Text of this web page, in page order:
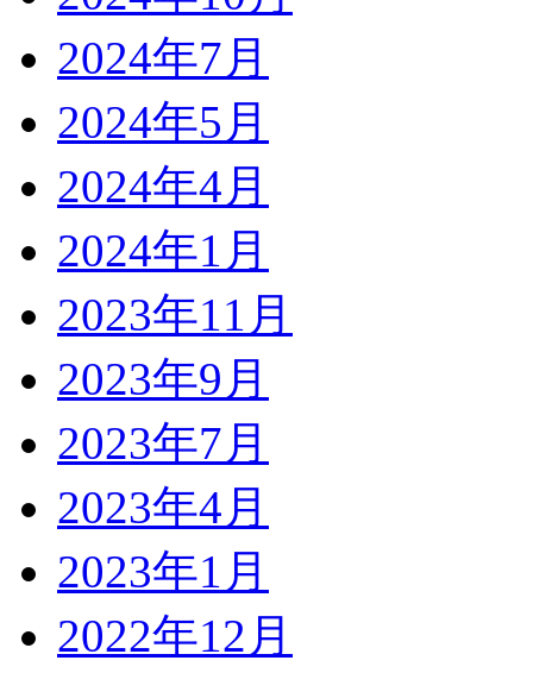
2024年7月
2024年5月
2024年4月
2024年1月
2023年11月
2023年9月
2023年7月
2023年4月
2023年1月
2022年12月